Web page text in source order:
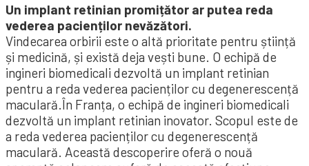
Un implant retinian promițător ar putea reda
vederea pacienților nevăzători.
Vindecarea orbirii este o altă prioritate pentru știință
și medicină, și există deja vești bune. O echipă de
ingineri biomedicali dezvoltă un implant retinian
pentru a reda vederea pacienților cu degenerescență
maculară.În Franța, o echipă de ingineri biomedicali
dezvoltă un implant retinian inovator. Scopul este de
a reda vederea pacienților cu degenerescență
maculară. Această descoperire oferă o nouă